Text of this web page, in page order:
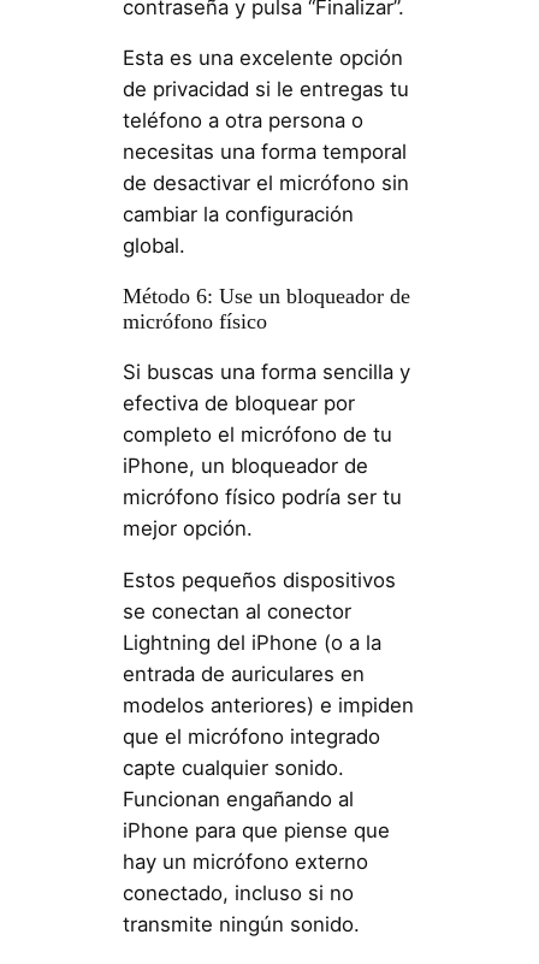
contraseña y pulsa “Finalizar”.
Esta es una excelente opción
de privacidad si le entregas tu
teléfono a otra persona o
necesitas una forma temporal
de desactivar el micrófono sin
cambiar la configuración
global.
Método 6: Use un bloqueador de
micrófono físico
Si buscas una forma sencilla y
efectiva de bloquear por
completo el micrófono de tu
iPhone, un bloqueador de
micrófono físico podría ser tu
mejor opción.
Estos pequeños dispositivos
se conectan al conector
Lightning del iPhone (o a la
entrada de auriculares en
modelos anteriores) e impiden
que el micrófono integrado
capte cualquier sonido.
Funcionan engañando al
iPhone para que piense que
hay un micrófono externo
conectado, incluso si no
transmite ningún sonido.